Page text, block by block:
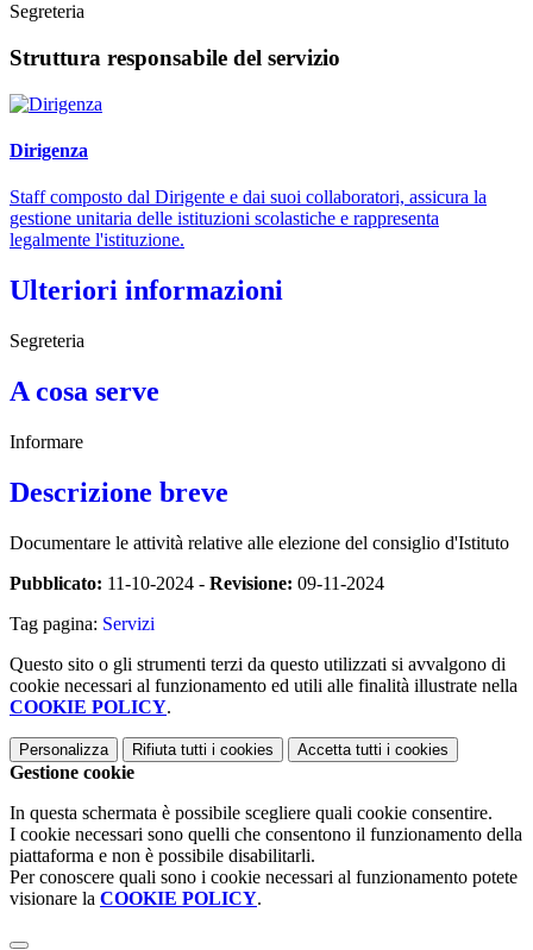
Segreteria
Struttura responsabile del servizio
Dirigenza
Staff composto dal Dirigente e dai suoi collaboratori, assicura la
gestione unitaria delle istituzioni scolastiche e rappresenta
legalmente l'istituzione.
Ulteriori informazioni
Segreteria
A cosa serve
Informare
Descrizione breve
Documentare le attività relative alle elezione del consiglio d'Istituto
Pubblicato: 11-10-2024 - Revisione: 09-11-2024
Tag pagina: Servizi
Questo sito o gli strumenti terzi da questo utilizzati si avvalgono di
cookie necessari al funzionamento ed utili alle finalità illustrate nella
COOKIE POLICY.
Personalizza Rifiuta tutti i cookies Accetta tutti i cookies
Gestione cookie
In questa schermata è possibile scegliere quali cookie consentire.
I cookie necessari sono quelli che consentono il funzionamento della
piattaforma e non è possibile disabilitarli.
Per conoscere quali sono i cookie necessari al funzionamento potete
visionare la COOKIE POLICY.